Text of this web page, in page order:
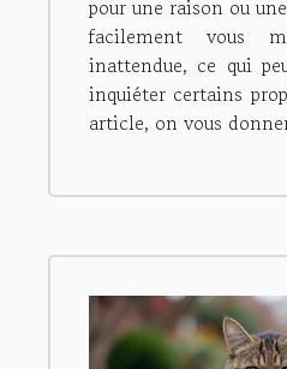
pour une raison ou
facilement vous
inattendue, ce qui
inquiéter certains
article, on vous